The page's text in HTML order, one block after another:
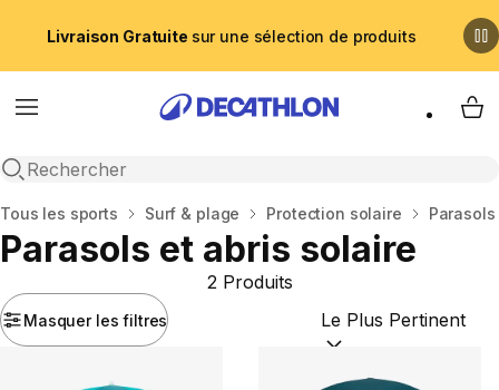
Livraison Gratuite sur une sélection de produits
Menu
Recherche ouverte
My
Accueil
Tous les sports Surf & plage Protection solaire
Parasols et abris solaire
Masquer les filtres
2 Produits
Trier par :(optional)